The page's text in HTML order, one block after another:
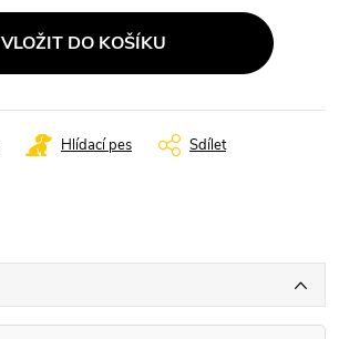
VLOŽIT DO KOŠÍKU
Hlídací pes Sdílet